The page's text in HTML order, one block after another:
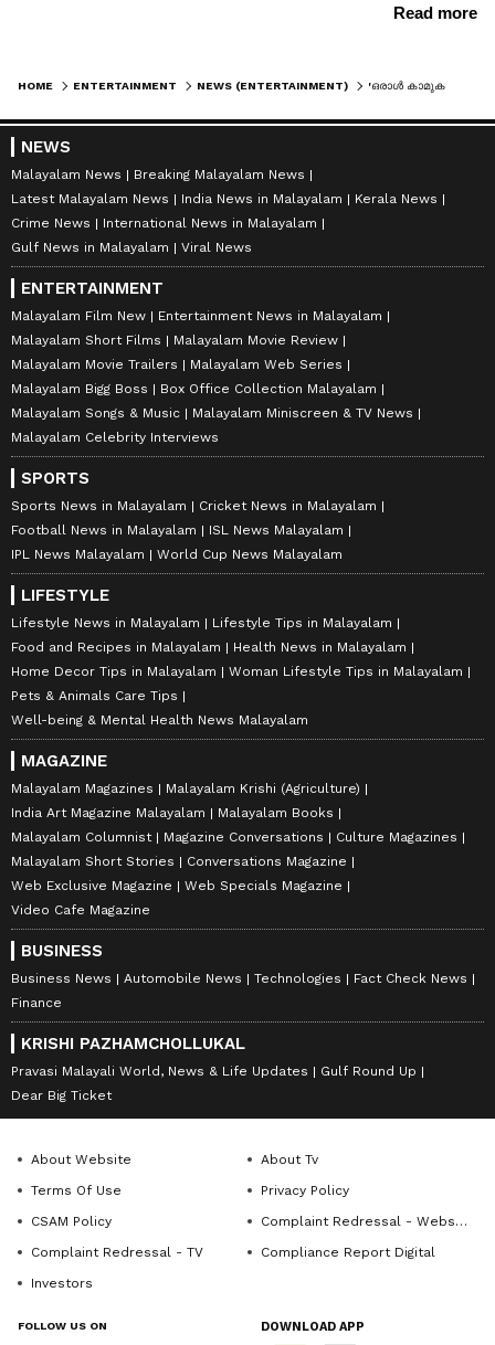
HOME ENTERTAINMENT NEWS (ENTERTAINMENT)
NEWS
Malayalam News
Breaking Malayalam News
Latest Malayalam News
India News in Malayalam
Kerala News
Crime News
International News in Malayalam
Gulf News in Malayalam
Viral News
ENTERTAINMENT
Malayalam Film New
Entertainment News in Malayalam
Malayalam Short Films
Malayalam Movie Review
Malayalam Movie Trailers
Malayalam Web Series
Malayalam Bigg Boss
Box Office Collection Malayalam
Malayalam Songs & Music
Malayalam Miniscreen & TV News
Malayalam Celebrity Interviews
SPORTS
Sports News in Malayalam
Cricket News in Malayalam
Football News in Malayalam
ISL News Malayalam
IPL News Malayalam
World Cup News Malayalam
LIFESTYLE
Lifestyle News in Malayalam
Lifestyle Tips in Malayalam
Food and Recipes in Malayalam
Health News in Malayalam
Home Decor Tips in Malayalam
Woman Lifestyle Tips in Malayalam
Pets & Animals Care Tips
Well-being & Mental Health News Malayalam
MAGAZINE
Malayalam Magazines
Malayalam Krishi (Agriculture)
India Art Magazine Malayalam
Malayalam Books
Malayalam Columnist
Magazine Conversations
Culture Magazines
Malayalam Short Stories
Conversations Magazine
Web Exclusive Magazine
Web Specials Magazine
Video Cafe Magazine
BUSINESS
Business News Automobile News Technologies
Fact Check News
Finance
KRISHI PAZHAMCHOLLUKAL
Pravasi Malayali World, News & Life Updates
Gulf Round Up
Dear Big Ticket
About Website
About Tv
Terms Of Use
Privacy Policy
CSAM Policy
Complaint Redressal - Website
Complaint Redressal - TV
Compliance Report Digital
Investors
FOLLOW US ON DOWNLOAD APP